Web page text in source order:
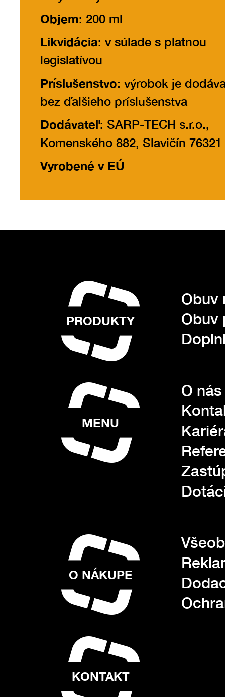
Objem: 200 ml
Likvidácia: v súlade s platnou
legislatívou
Príslušenstvo: výrobok je
bez ďalšieho príslušenstva
Dodávateľ: SARP-TECH s.r.o.,
Komenského 882, Slavičín 76321
Vyrobené v EÚ
PRODUKTY
Obuv
Obuv
MENU
O nás
O NÁKUPE
KONTAKT